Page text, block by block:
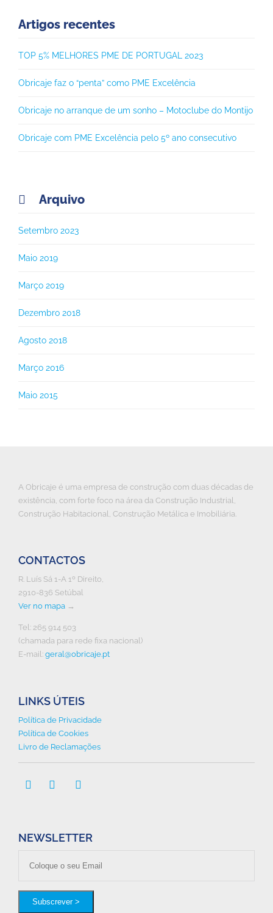
Artigos recentes
TOP 5% MELHORES PME DE PORTUGAL 2023
Obricaje faz o “penta” como PME Excelência
Obricaje no arranque de um sonho – Motoclube do Montijo
Obricaje com PME Excelência pelo 5º ano consecutivo
 Arquivo
Setembro 2023
Maio 2019
Março 2019
Dezembro 2018
Agosto 2018
Março 2016
Maio 2015
A Obricaje é uma empresa de construção com duas décadas de
existência, com forte foco na área da Construção Industrial,
Construção Habitacional, Construção Metálica e Imobiliária.
CONTACTOS
R. Luís Sá 1-A 1º Direito,
2910-836 Setúbal
Ver no mapa →
Tel: 265 914 503
(chamada para rede fixa nacional)
E-mail: geral@obricaje.pt
LINKS ÚTEIS
Política de Privacidade
Política de Cookies
Livro de Reclamações
  
NEWSLETTER